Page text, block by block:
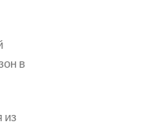
в
из